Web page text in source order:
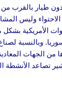
طيار بالقرب من
الاحتواء وليس
الأمريكية بشكل
وبالنسبة
من الجهات
تصاعد